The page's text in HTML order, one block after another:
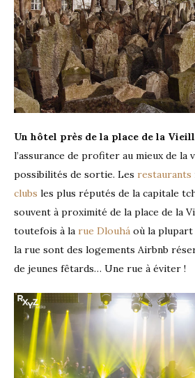
Un hôtel près de la place de la
l’assurance de profiter au mieux de la
possibilités de sortie. Les restaurants
clubs les plus réputés de la capitale
souvent à proximité de la place de la
toutefois à la rue Dlouhá où la plupart
la rue sont des logements Airbnb
de jeunes fêtards… Une rue à éviter !